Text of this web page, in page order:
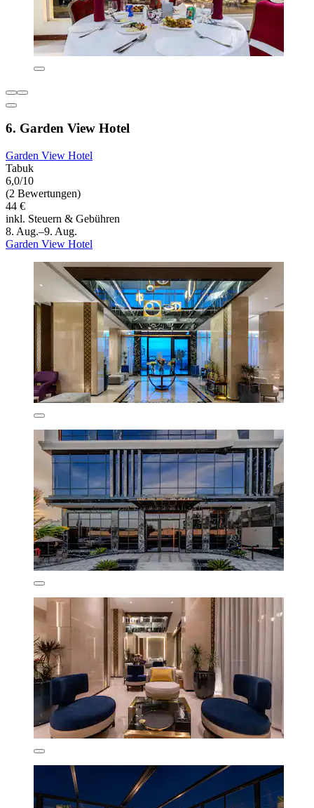
6. Garden View Hotel
Garden View Hotel
Tabuk
6,0/10
(2 Bewertungen)
44 €
inkl. Steuern & Gebühren
8. Aug.–9. Aug.
Garden View Hotel